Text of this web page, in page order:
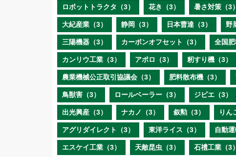
ロボットトラクタ（3） 花き（3） 暑さ対策（3）
大紀産業（3） 静岡（3） 日本曹達（3） 野
三陽機器（3） カーボンオフセット（3） 全国肥
カンリウ工業（3） アポロ（3） 籾すり機（3）
農業機械公正取引協議会（3） 肥料散布機（3）
鳥獣害（3） ロールベーラー（3） ジビエ（3）
出光興産（3） ナカノ（3） 叙勲（3） りん
アグリダイレクト（3） 東洋ライス（3） 自動運
エスケイ工業（3） 天敵昆虫（3） 石禮工業（3）